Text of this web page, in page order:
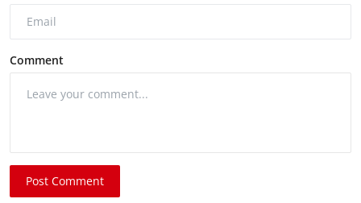
Comment
Post Comment